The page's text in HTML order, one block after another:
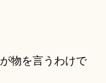
物を言うわけで